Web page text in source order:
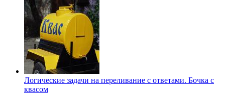
Логические задачи на переливание с ответами. Бочка с
квасом